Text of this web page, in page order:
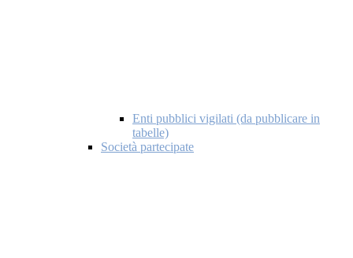
Enti pubblici vigilati (da pubblicare in
tabelle)
Società partecipate